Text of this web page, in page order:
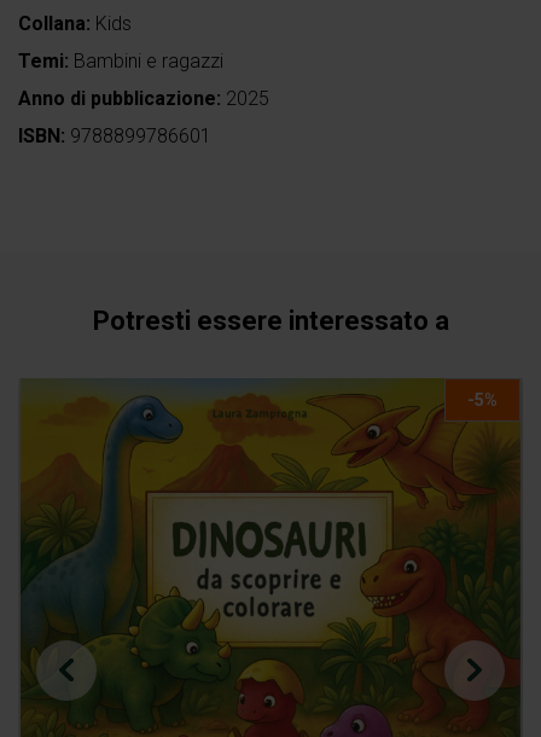
Collana: Kids
Temi: Bambini e ragazzi
Anno di pubblicazione: 2025
ISBN: 9788899786601
Potresti essere interessato a
-5%